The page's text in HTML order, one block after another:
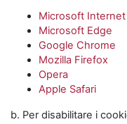
Microsoft
Microsoft Edge
Google Chrome
Mozilla Firefox
Opera
Apple Safari
b. Per disabilitare i